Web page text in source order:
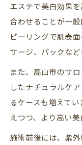
エステで美白効果
合わせることが一
ピーリングで肌表
サージ、パックなど
また、高山市のサ
したナチュラルケ
るケースも増えて
えつつ、より高い美
施術前後には、紫